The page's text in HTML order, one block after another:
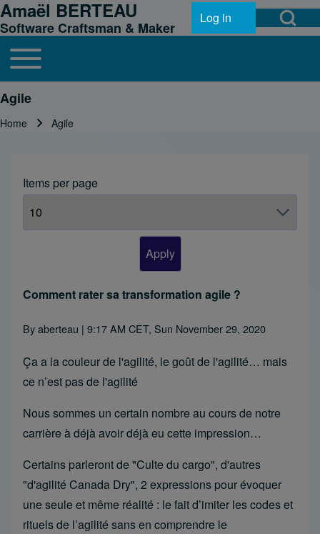
Skip to header
Skip to main navigation
Skip to main content
Skip to footer Open Search
User account menu
Log in
Amaël BERTEAU
Software Craftsman & Maker
Main navigation
Toggle main menu
Agile
Home Agile
Items per page
Comment rater sa transformation agile ?
Byaberteau | 9:17 AM CET, Sun November 29, 2020
Ça a la couleur de l'agilité, le goût de l'agilité… mais
ce n’est pas de l'agilité
Nous sommes un certain nombre au cours de notre
carrière à déjà avoir déjà eu cette impression…
Certains parleront de "Culte du cargo", d'autres
"d'agilité Canada Dry", 2 expressions pour évoquer
une seule et même réalité : le fait d’imiter les codes et
rituels de l’agilité sans en comprendre le